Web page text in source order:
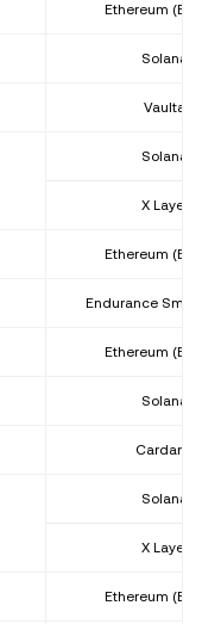
Ethereum
Solana
Vaulta
Solana
X Layer
Ethereum
Endurance
Ethereum
Solana
Cardano
Solana
X Layer
Ethereum